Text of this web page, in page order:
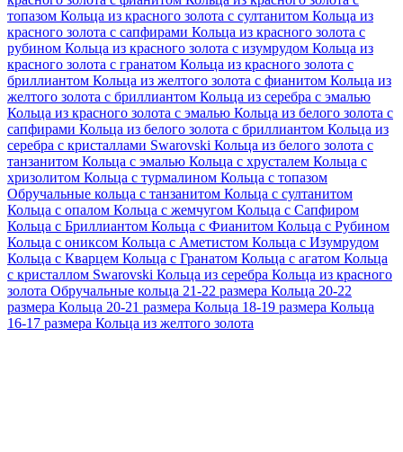
топазом Кольца из красного золота с султанитом Кольца из
красного золота с сапфирами Кольца из красного золота с
рубином Кольца из красного золота с изумрудом Кольца из
красного золота с гранатом Кольца из красного золота с
бриллиантом Кольца из желтого золота с фианитом Кольца из
желтого золота с бриллиантом Кольца из серебра с эмалью
Кольца из красного золота с эмалью Кольца из белого золота с
сапфирами Кольца из белого золота с бриллиантом Кольца из
серебра с кристаллами Swarovski Кольца из белого золота с
танзанитом Кольца с эмалью Кольца с хрусталем Кольца с
хризолитом Кольца с турмалином Кольца с топазом
Обручальные кольца с танзанитом Кольца с султанитом
Кольца с опалом Кольца с жемчугом Кольца с Сапфиром
Кольца с Бриллиантом Кольца с Фианитом Кольца с Рубином
Кольца с ониксом Кольца с Аметистом Кольца с Изумрудом
Кольца с Кварцем Кольца с Гранатом Кольца с агатом Кольца
с кристаллом Swarovski Кольца из серебра Кольца из красного
золота Обручальные кольца 21-22 размера Кольца 20-22
размера Кольца 20-21 размера Кольца 18-19 размера Кольца
16-17 размера Кольца из желтого золота